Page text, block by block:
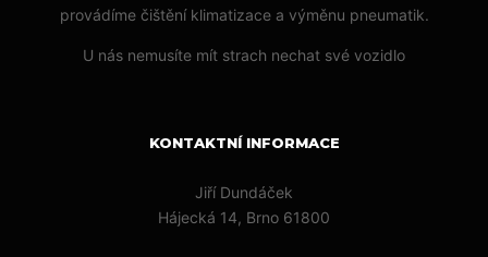
provádíme čištění klimatizace a výměnu pneumatik.
U nás nemusíte mít strach nechat své vozidlo
KONTAKTNÍ INFORMACE
Jiří Dundáček
Hájecká 14, Brno 61800